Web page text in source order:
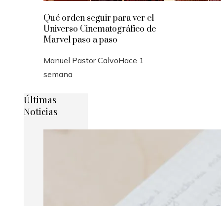
Qué orden seguir para ver el
Universo Cinematográfico de
Marvel paso a paso
Manuel Pastor CalvoHace 1
semana
Últimas
Noticias